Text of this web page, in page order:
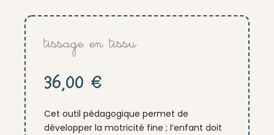
tissage en tissu
36,00 €
Cet outil pédagogique permet de
développer la motricité fine ; l’enfant doit